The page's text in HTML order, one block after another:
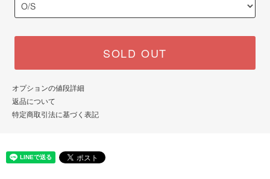
SOLD OUT
オプションの値段詳細
返品について
特定商取引法に基づく表記